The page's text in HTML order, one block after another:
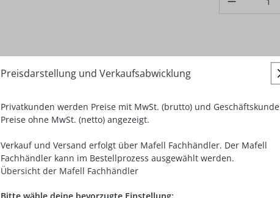
Preisdarstellung und Verkaufsabwicklung
Privatkunden werden Preise mit MwSt. (brutto) und
Preise ohne MwSt. (netto) angezeigt.
Verkauf und Versand erfolgt über Mafell Fachhändler. Der Mafell
Fachhändler kann im Bestellprozess ausgewählt werden.
Übersicht der Mafell Fachhändler
Bitte wähle deine bevorzugte Einstellung: